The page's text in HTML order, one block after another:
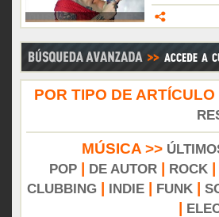
POR TIPO DE ARTÍCULO
MÚSICA >>
POP
DE AUTOR ROCK
CLUBBING
INDIE FUNK